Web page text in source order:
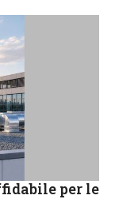
per le